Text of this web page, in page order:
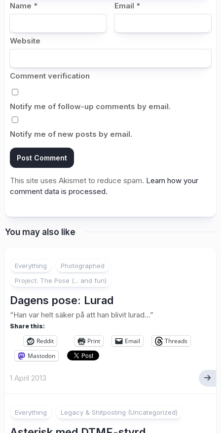
Name * Email *
Website
Comment verification
Notify me of follow-up comments by email.
Notify me of new posts by email.
This site uses Akismet to reduce spam. Learn how your
comment data is processed.
You may also like
Everything
Photographed
Project: The Pose (... and fun)
Dagens pose: Lurad
“Han var helt säker på att han blivit lurad…”
Share this:
Reddit Print Email
Threads
Mastodon
1 April 2013
Everything Legacy & Shitposting (Uncategorized)